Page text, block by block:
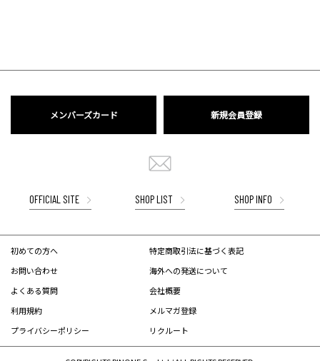
メンバーズカード 新規会員登録
OFFICIAL SITE SHOP LIST SHOP INFO
初めての方へ
お問い合わせ
よくある質問
利用規約
プライバシーポリシー
特定商取引法に基づく表記
海外への発送について
会社概要
メルマガ登録
リクルート